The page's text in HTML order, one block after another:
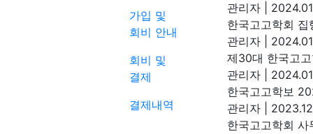
가입 및
회비 안내
회비 및
결제
결제내역
관리자
한국고고학회
관리자
제30대 한국고
관리자
한국고고학보
관리자
한국고고학회